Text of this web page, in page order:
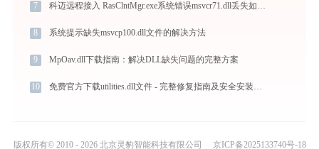
7 科迈远程接入 RasClntMgr.exe系统错误msvcr71.dll丢失如何解决
8 系统提示缺失msvcp100.dll文件的解决方法
9 MpOav.dll下载指南：解决DLL缺失问题的完整方案
10 免费官方下载utilities.dll文件 - 完整修复指南及安全安装教程
版权所有© 2010 - 2026 北京灵豹智能科技有限公司 京ICP备2025133740号-18